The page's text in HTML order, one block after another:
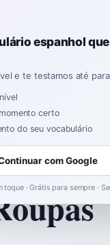
espanhol que
e te testamos até
certo
do seu vocabulário
com Google
toque · Grátis para sempre ·